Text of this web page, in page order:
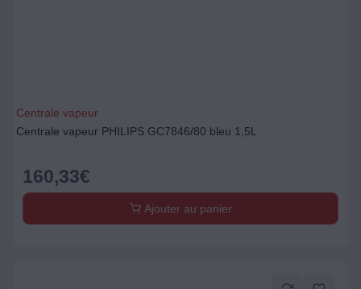
Centrale vapeur
Centrale vapeur PHILIPS GC7846/80 bleu 1,5L
160,33€
Ajouter au panier